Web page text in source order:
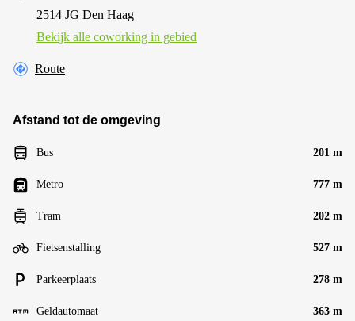
2514 JG Den Haag
Bekijk alle сoworking in gebied
Route
Afstand tot de omgeving
Bus 201 m
Metro 777 m
Tram 202 m
Fietsenstalling 527 m
Parkeerplaats 278 m
Geldautomaat 363 m